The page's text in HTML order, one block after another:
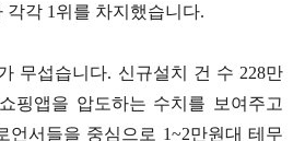
각각 1위를 차지했습니다.
무섭습니다. 신규설치 건 수 228만
핑앱을 압도하는 수치를 보여주고
언서들을 중심으로 1~2만원대 테무